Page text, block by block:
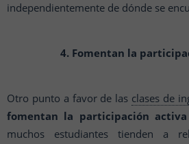
independientemente de dónde se
4. Fomentan la
Otro punto a favor de las clases de
fomentan la participación
muchos estudiantes tienden a